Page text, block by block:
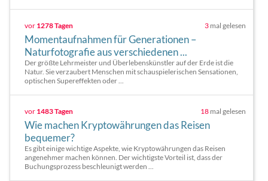
vor 1278 Tagen 3 mal gelesen
Momentaufnahmen für Generationen –
Naturfotografie aus verschiedenen ...
Der größte Lehrmeister und Überlebenskünstler auf der Erde ist die
Natur. Sie verzaubert Menschen mit schauspielerischen Sensationen,
optischen Supereffekten oder ...
vor 1483 Tagen 18 mal gelesen
Wie machen Kryptowährungen das Reisen
bequemer?
Es gibt einige wichtige Aspekte, wie Kryptowährungen das Reisen
angenehmer machen können. Der wichtigste Vorteil ist, dass der
Buchungsprozess beschleunigt werden ...